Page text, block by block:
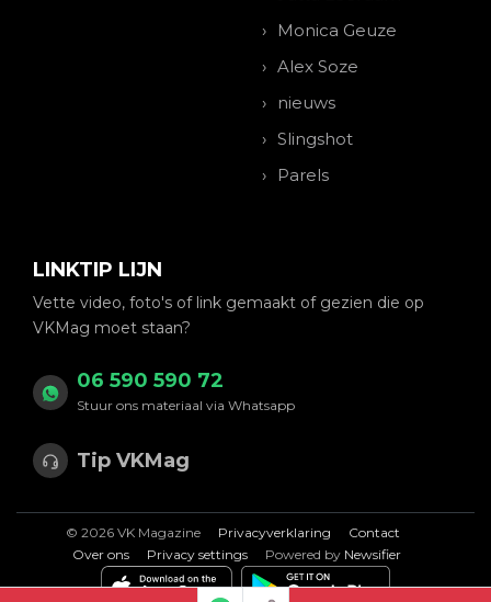
Monica Geuze
Alex Soze
nieuws
Slingshot
Parels
LINKTIP LIJN
Vette video, foto's of link gemaakt of gezien die op
VKMag moet staan?
06 590 590 72
Stuur ons materiaal via Whatsapp
Tip VKMag
© 2026 VK Magazine Privacyverklaring
Contact
Over ons
Privacy settings Powered by Newsifier